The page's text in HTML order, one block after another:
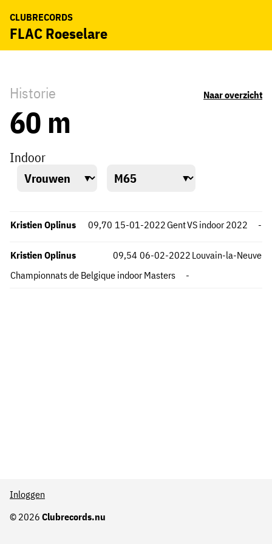
CLUBRECORDS
FLAC Roeselare
Historie Naar overzicht
60 m
Indoor
Kristien Oplinus GentVS indoor 2022
09,70 -
15-01-2022
Kristien Oplinus
Louvain-la-Neuve
Championnats de Belgique indoor Masters
09,54
-
06-02-2022
© 2026 Clubrecords.nu
Inloggen